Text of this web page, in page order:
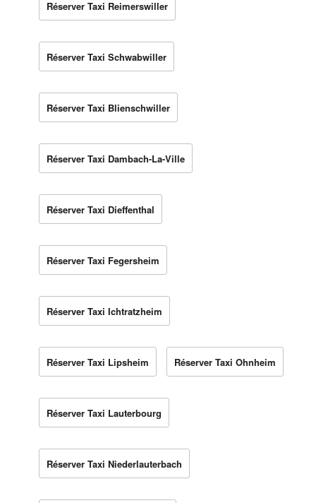
Réserver Taxi Reimerswiller
Réserver Taxi Schwabwiller
Réserver Taxi Blienschwiller
Réserver Taxi Dambach-La-Ville
Réserver Taxi Dieffenthal
Réserver Taxi Fegersheim
Réserver Taxi Ichtratzheim
Réserver Taxi Lipsheim Réserver Taxi Ohnheim
Réserver Taxi Lauterbourg
Réserver Taxi Niederlauterbach